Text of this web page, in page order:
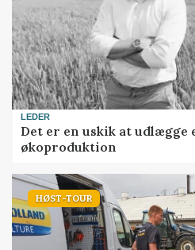
LEDER
Det er en uskik at udlægge
økoproduktion
HØST-TOUR